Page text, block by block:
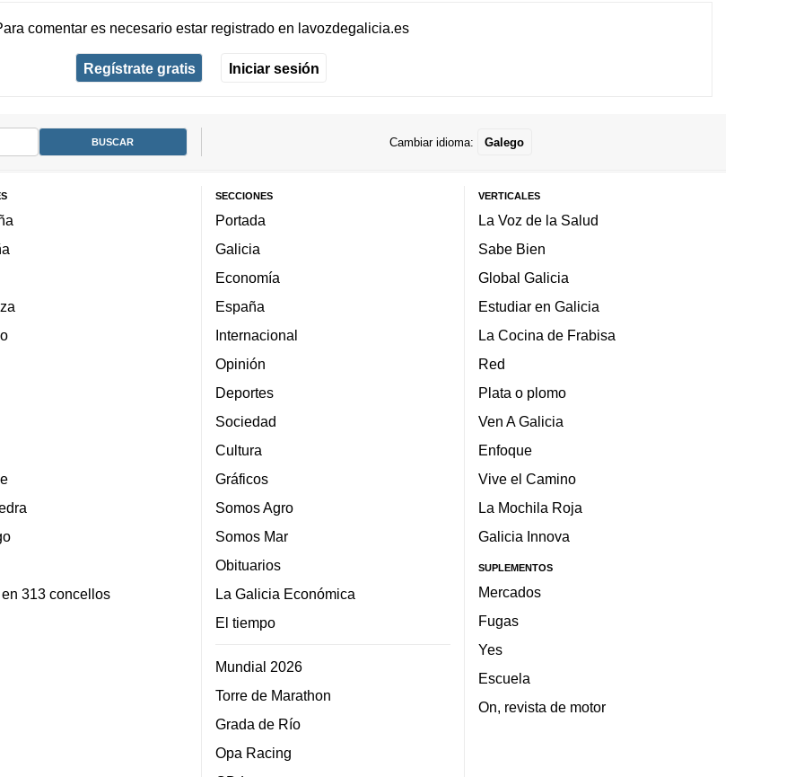
comentar es necesario estar registradoen lavozdegalicia.es
Regístrate gratis Iniciar sesión
Cambiar idioma: Galego
313 concellos
SECCIONES
Portada
Galicia
Economía
España
Internacional
Opinión
Deportes
Sociedad
Cultura
Gráficos
Somos Agro
Somos Mar
Obituarios
La Galicia Económica
El tiempo
Mundial 2026
Torre de Marathon
Grada de Río
Opa Racing
VERTICALES
La Voz de la Salud
Sabe Bien
Global Galicia
Estudiar en Galicia
La Cocina de Frabisa
Red
Plata o plomo
Ven A Galicia
Enfoque
Vive el Camino
La Mochila Roja
Galicia Innova
SUPLEMENTOS
Mercados
Fugas
Yes
Escuela
On, revista de motor